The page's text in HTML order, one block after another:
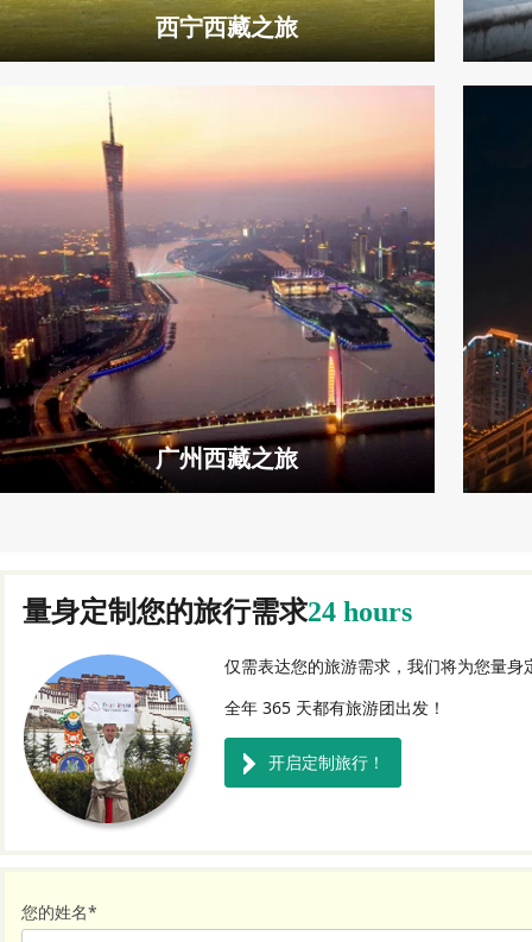
西宁西藏之旅
广州西藏之旅
量身定制您的旅行需求24 hours
仅需表达您的旅游需求，我们将为您量
全年 365 天都有旅游团出发！
开启定制旅行！
您的姓名*